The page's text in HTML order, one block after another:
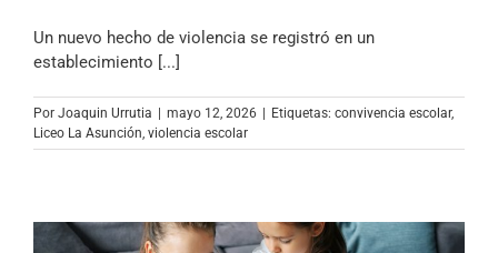
Un nuevo hecho de violencia se registró en un
establecimiento [...]
Por Joaquin Urrutia mayo 12, 2026 Etiquetas: convivencia escolar,
Liceo La Asunción, violencia escolar